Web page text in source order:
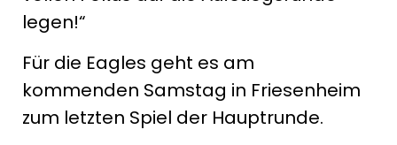
legen!“
Für die Eagles geht es am
kommenden Samstag in Friesenheim
zum letzten Spiel der Hauptrunde.